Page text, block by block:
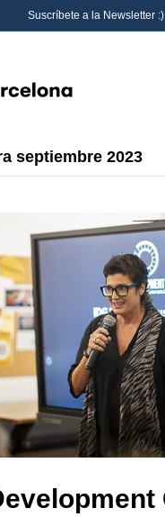
Suscríbete a la Newsletter :)
septiembre 2023